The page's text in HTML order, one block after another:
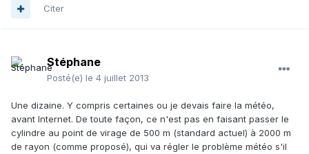
Citer
Stéphane
Posté(e) le 4 juillet 2013
Une dizaine. Y compris certaines ou je devais faire la météo,
avant Internet. De toute façon, ce n'est pas en faisant passer le
cylindre au point de virage de 500 m (standard actuel) à 2000 m
de rayon (comme proposé), qui va régler le problème météo s'il